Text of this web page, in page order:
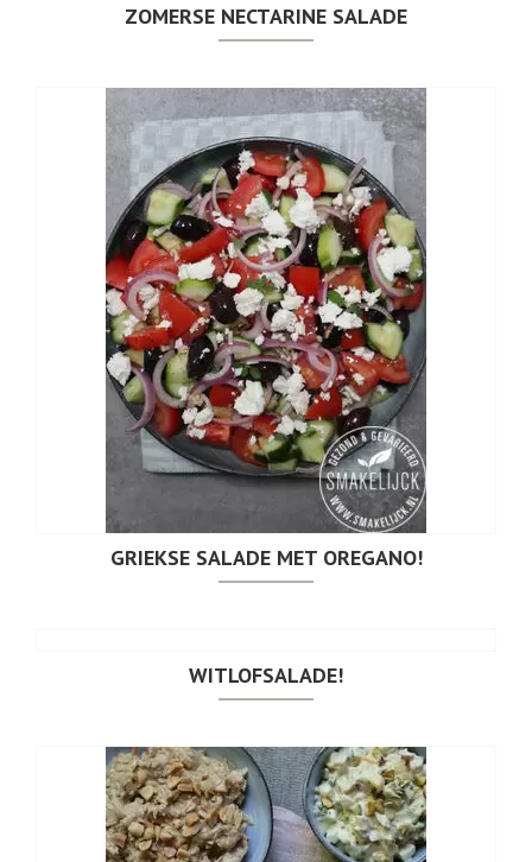
ZOMERSE NECTARINE SALADE
GRIEKSE SALADE MET OREGANO!
WITLOFSALADE!